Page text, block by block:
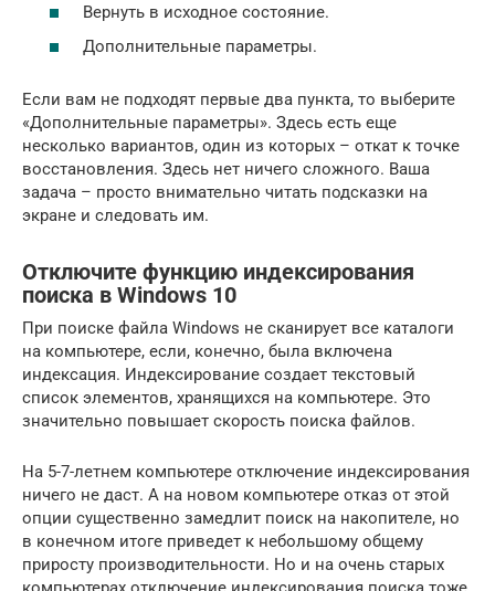
Вернуть в исходное состояние.
Дополнительные параметры.
Если вам не подходят первые два пункта, то выберите
«Дополнительные параметры». Здесь есть еще
несколько вариантов, один из которых – откат к точке
восстановления. Здесь нет ничего сложного. Ваша
задача – просто внимательно читать подсказки на
экране и следовать им.
Отключите функцию индексирования
поиска в Windows 10
При поиске файла Windows не сканирует все каталоги
на компьютере, если, конечно, была включена
индексация. Индексирование создает текстовый
список элементов, хранящихся на компьютере. Это
значительно повышает скорость поиска файлов.
На 5-7-летнем компьютере отключение индексирования
ничего не даст. А на новом компьютере отказ от этой
опции существенно замедлит поиск на накопителе, но
в конечном итоге приведет к небольшому общему
приросту производительности. Но и на очень старых